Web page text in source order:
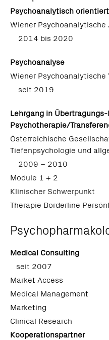
Psychoanalytisch
Wiener Psychoanalytische
2014 bis 2020
Psychoanalyse
Wiener Psychoanalytische
seit 2019
Lehrgang in
Psychotherapie/
Österreichische
Tiefenpsychologie und
2009 – 2010
Module 1 + 2
Klinischer Schwerpunkt
Therapie Borderline
Medical Consulting
seit 2007
Market Access
Medical Management
Marketing
Clinical Research
Kooperationspartner